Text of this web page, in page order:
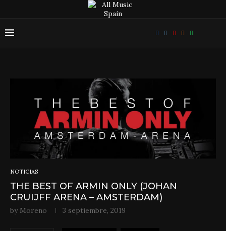
NOTICIAS
THE BEST OF ARMIN ONLY (JOHAN
CRUIJFF ARENA – AMSTERDAM)
by Moreno 3 septiembre, 2019